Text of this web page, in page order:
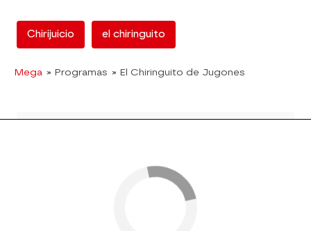
Chirijuicio el chiringuito
Mega » Programas » El Chiringuito de Jugones